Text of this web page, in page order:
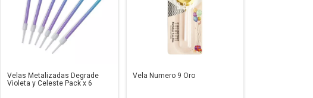
Velas Metalizadas Degrade
Violeta y Celeste Pack x 6
Vela Numero 9 Oro